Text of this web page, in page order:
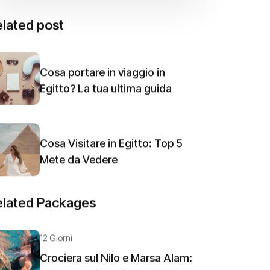
post
Cosa portare in viaggio in
Egitto? La tua ultima guida
Cosa Visitare in Egitto: Top 5
Mete da Vedere
Packages
12 Giorni
Crociera sul Nilo e Marsa Alam: